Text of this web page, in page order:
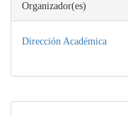
Organizador(es)
Dirección Académica